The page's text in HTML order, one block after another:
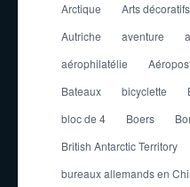
Arctique
Arts décoratifs
Autriche
aventure
aérophilatélie
Bateaux
bicyclette
bloc de 4
Boers
British Antarctic Territory
bureaux allemands en